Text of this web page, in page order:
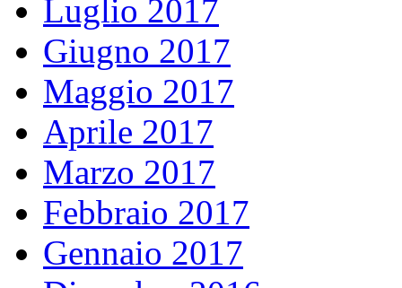
Luglio 2017
Giugno 2017
Maggio 2017
Aprile 2017
Marzo 2017
Febbraio 2017
Gennaio 2017